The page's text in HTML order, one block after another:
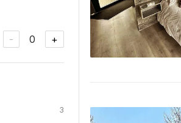
- 0 +
3